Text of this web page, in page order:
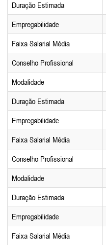
Duração Estimada
Empregabilidade
Faixa Salarial Média
Conselho Profissional
Modalidade
Duração Estimada
Empregabilidade
Faixa Salarial Média
Conselho Profissional
Modalidade
Duração Estimada
Empregabilidade
Faixa Salarial Média